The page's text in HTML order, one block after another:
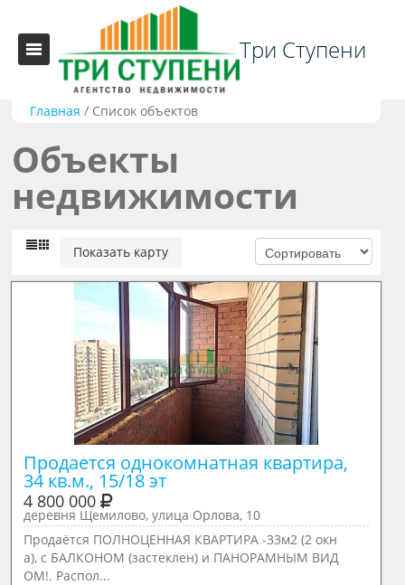
Три Ступени
Главная / Список объектов
Объекты
недвижимости
Показать карту
Продается однокомнатная квартира,
34 кв.м., 15/18 эт
4 800 000
деревня Щемилово, улица Орлова, 10
Продaётся ПОЛНОЦЕННАЯ КВАРТИРА -33м2 (2 окн
а), с БАЛКОНОМ (застеклен) и ПАНОРАМНЫМ ВИД
ОМ!. Распол...